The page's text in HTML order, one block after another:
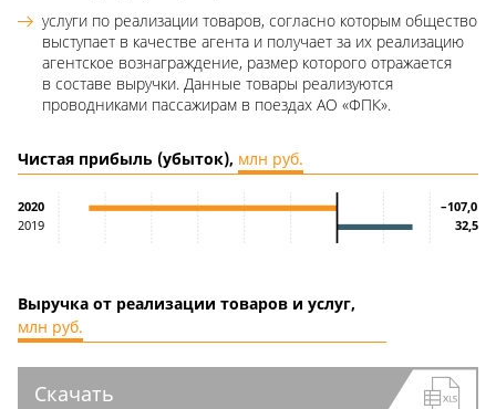
услуги по реализации товаров, согласно которым общество
выступает в качестве агента и получает за их реализацию
агентское вознаграждение, размер которого отражается
в составе выручки. Данные товары реализуются
проводниками пассажирам в поездах АО «ФПК».
Чистая прибыль (убыток), млн руб.
2019
2020
32,5
–107,0
Выручка от реализации товаров и услуг,
млн руб.
Скачать